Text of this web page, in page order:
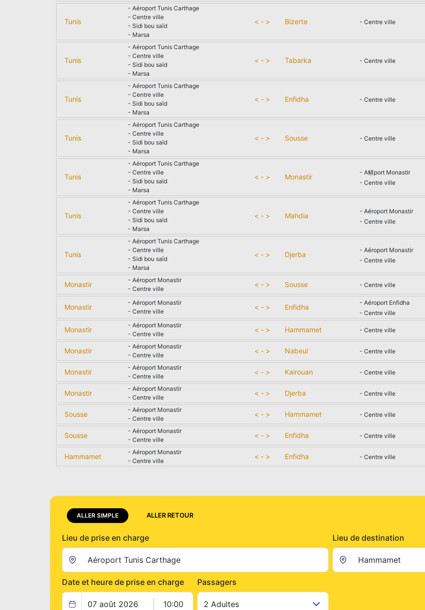
Tunis
- Aéroport Tunis Carthage
- Centre ville
- Sidi bou saïd
- Marsa
< - > Bizerte - Centre ville
Tunis
- Aéroport Tunis Carthage
- Centre ville
- Sidi bou saïd
- Marsa
< - > Tabarka - Centre ville
Tunis
- Aéroport Tunis Carthage
- Centre ville
- Sidi bou saïd
- Marsa
< - > Enfidha - Centre ville
Tunis
- Aéroport Tunis Carthage
- Centre ville
- Sidi bou saïd
- Marsa
< - > Sousse - Centre ville
Tunis
- Aéroport Tunis Carthage
- Centre ville
- Sidi bou saïd
- Marsa
< - > Monastir
- A鲯port Monastir
- Centre ville
Tunis
- Aéroport Tunis Carthage
- Centre ville
- Sidi bou saïd
- Marsa
< - > Mahdia
- Aéroport Monastir
- Centre ville
Tunis
- Aéroport Tunis Carthage
- Centre ville
- Sidi bou saïd
- Marsa
< - > Djerba
- Aéroport Monastir
- Centre ville
Monastir
- Aéroport Monastir
- Centre ville
< - > Sousse - Centre ville
Monastir
- Aéroport Monastir
- Centre ville
< - > Enfidha
- Aéroport Enfidha
- Centre ville
Monastir
- Aéroport Monastir
- Centre ville
< - > Hammamet - Centre ville
Monastir
- Aéroport Monastir
- Centre ville
< - > Nabeul - Centre ville
Monastir
- Aéroport Monastir
- Centre ville
< - > Kairouan - Centre ville
Monastir
- Aéroport Monastir
- Centre ville
< - > Djerba - Centre ville
Sousse
- Aéroport Monastir
- Centre ville
< - > Hammamet - Centre ville
Sousse
- Aéroport Monastir
- Centre ville
< - > Enfidha - Centre ville
Hammamet
- Aéroport Monastir
- Centre ville
< - > Enfidha - Centre ville
ALLER SIMPLE ALLER RETOUR
Lieu de prise en charge Lieu de destination
Date et heure de prise en charge
07 août 2026 10:00
Passagers
2 Adultes